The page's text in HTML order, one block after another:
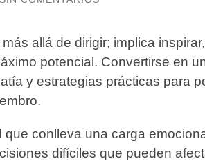
allá de dirigir; implica
potencial. Convertirse en
y estrategias prácticas para
que conlleva una carga
difíciles que pueden